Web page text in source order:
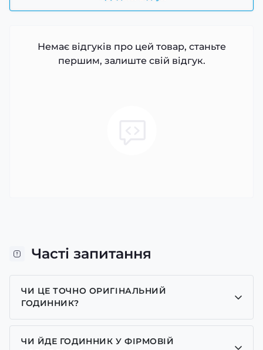
Немає відгуків про цей товар, станьте
першим, залиште свій відгук.
Часті запитання
ЧИ ЦЕ ТОЧНО ОРИГІНАЛЬНИЙ
ГОДИННИК?
Так, усі годинники у нас лише оригінальні, ми є
представником багатьох брендів.
ЧИ ЙДЕ ГОДИННИК У ФІРМОВІЙ